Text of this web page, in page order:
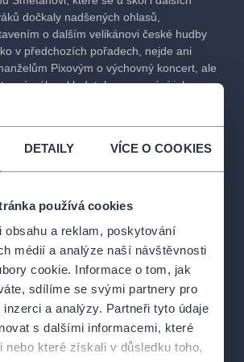
DETAILY VÍCE O COOKIES
používá cookies
obsahu a reklam, poskytování
médií a analýze naší návštěvnosti
cookie. Informace o tom, jak
sdílíme se svými partnery pro
a analýzy. Partneři tyto údaje
s dalšími informacemi, které
nebo které získali v důsledku toho,
dočkaly nadšených ohlasů,
o dalším velikánovi české hudby
v předchozích pořadech, nejde ani
Pixovým o výchovný koncert, ale
skladatele, o poznání jeho
jeho životního osudu, radostí i starostí,
úspěchů.
Urbánková
Jožka Úprka, otec Schulz - Jan Vlas
- Petra Kosková, Petra
matka Schulzová - Dagmar Hladíková,